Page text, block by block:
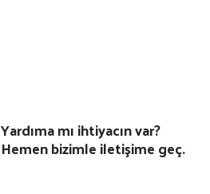
Yardıma mı ihtiyacın var?
Hemen bizimle iletişime geç.